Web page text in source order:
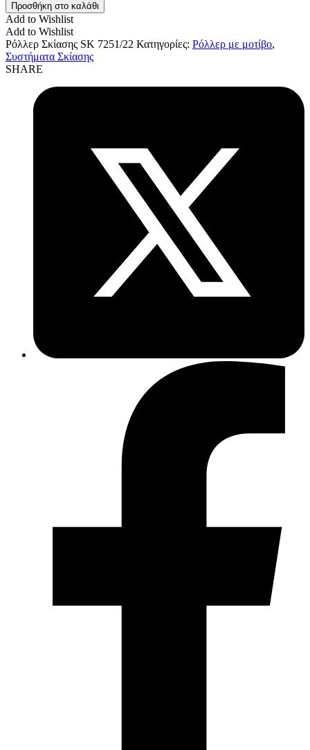
Προσθήκη στο καλάθι
Add to Wishlist
Add to Wishlist
Ρόλλερ Σκίασης SK 7251/22 Κατηγορίες: Ρόλλερ με μοτίβο,
Συστήματα Σκίασης
SHARE